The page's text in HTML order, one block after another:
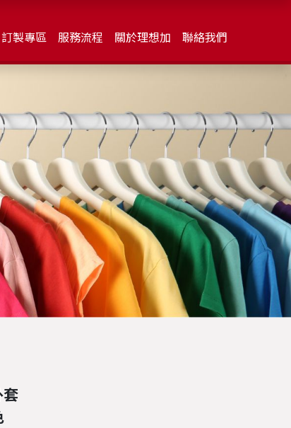
訂製專區 服務流程 關於理想加 聯絡我們